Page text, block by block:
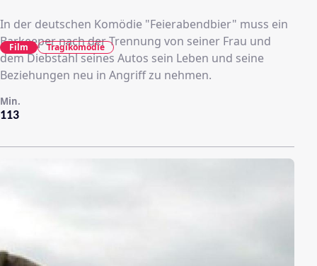
In der deutschen Komödie "Feierabendbier" muss ein
Barkeeper nach der Trennung von seiner Frau und
dem Diebstahl seines Autos sein Leben und seine
Beziehungen neu in Angriff zu nehmen.
113
Min.
Film Tragikomödie